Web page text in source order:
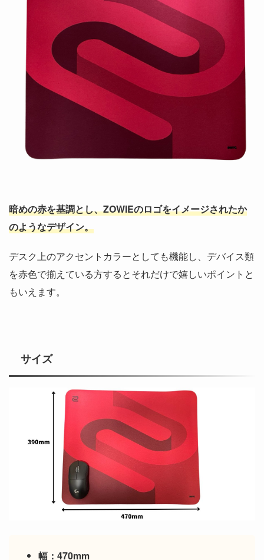
暗めの赤を基調とし、ZOWIEのロゴをイメージされたか
のようなデザイン。
デスク上のアクセントカラーとしても機能し、デバイス類
を赤色で揃えている方するとそれだけで嬉しいポイントと
もいえます。
サイズ
幅：470mm